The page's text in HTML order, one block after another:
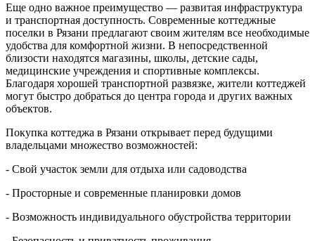
Еще одно важное преимущество — развитая инфраструктура
и транспортная доступность. Современные коттеджные
поселки в Рязани предлагают своим жителям все необходимые
удобства для комфортной жизни. В непосредственной
близости находятся магазины, школы, детские сады,
медицинские учреждения и спортивные комплексы.
Благодаря хорошей транспортной развязке, жители коттеджей
могут быстро добраться до центра города и других важных
объектов.
Покупка коттеджа в Рязани открывает перед будущими
владельцами множество возможностей:
- Свой участок земли для отдыха или садоводства
- Просторные и современные планировки домов
- Возможность индивидуального обустройства территории